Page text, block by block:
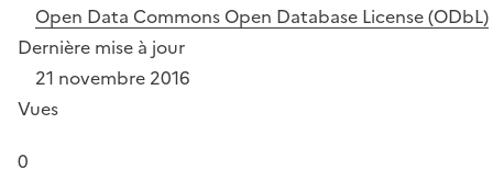
Open Data Commons Open Database License (ODbL)
Dernière mise à jour
21 novembre 2016
Vues
0